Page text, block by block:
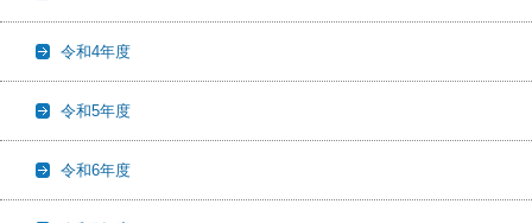
令和4年度
令和5年度
令和6年度